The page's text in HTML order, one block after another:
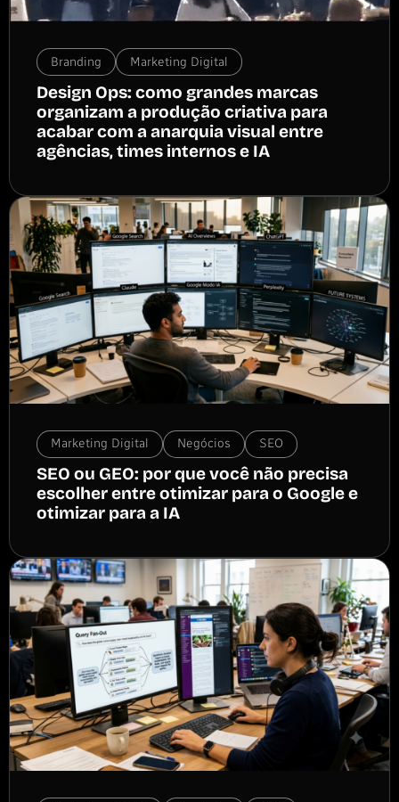
Branding Marketing Digital
Design Ops: como grandes marcas
organizam a produção criativa para
acabar com a anarquia visual entre
agências, times internos e IA
Marketing Digital Negócios SEO
SEO ou GEO: por que você não precisa
escolher entre otimizar para o Google e
otimizar para a IA